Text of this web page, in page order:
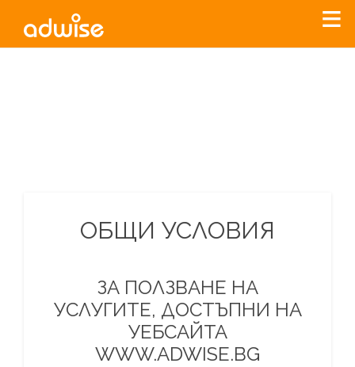
ОБЩИ УСЛОВИЯ
ЗА ПОЛЗВАНЕ НА
УСЛУГИТЕ, ДОСТЪПНИ НА
УЕБСАЙТА
WWW.ADWISE.BG